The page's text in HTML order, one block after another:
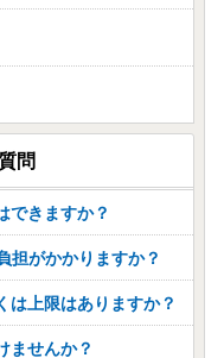
問
できますか？
がかかりますか？
は上限はありますか？
ませんか？